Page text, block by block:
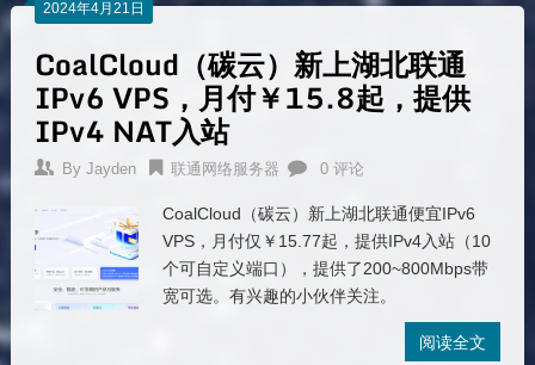
2024年4月21日
CoalCloud（碳云）新上湖北联通
IPv6 VPS，月付￥15.8起，提供
IPv4 NAT入站
By Jayden 联通网络服务器 0 评论
CoalCloud（碳云）新上湖北联通便宜IPv6
VPS，月付仅￥15.77起，提供IPv4入站（10
个可自定义端口），提供了200~800Mbps带
宽可选。有兴趣的小伙伴关注。
阅读全文